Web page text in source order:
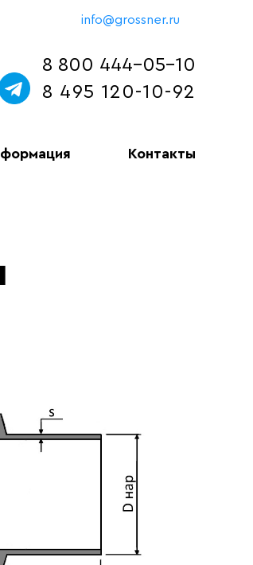
info@grossner.ru
8 800 444-05-10
8 495 120-10-92
Контакты